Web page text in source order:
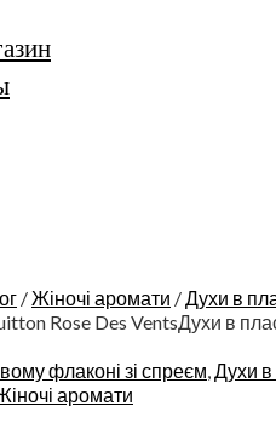
/Жіночі аромати /Духи в
Rose Des VentsДухи в
флаконі зі спреєм,Духи в
аромати